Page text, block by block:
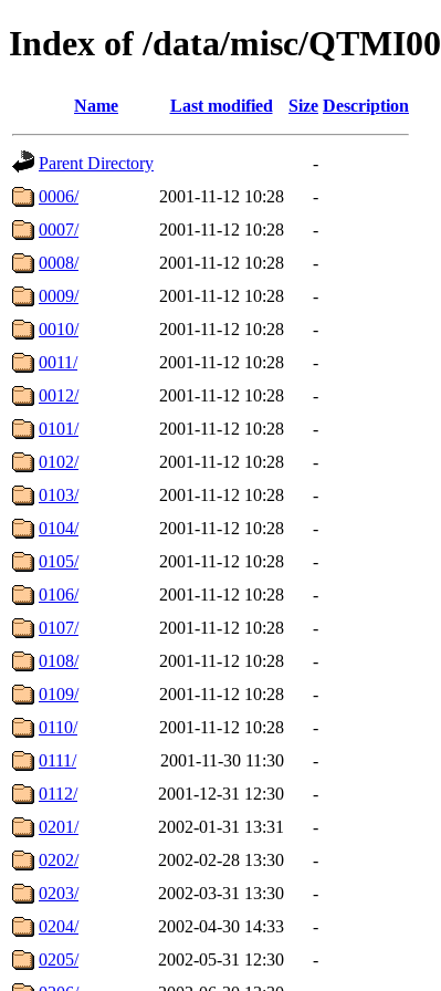
Index of /data/misc/QTMI00
Name Last modified Size Description
Parent Directory
-
0006/
2001-11-12 10:28
-
0007/
2001-11-12 10:28
-
0008/
2001-11-12 10:28
-
0009/
2001-11-12 10:28
-
0010/
2001-11-12 10:28
-
0011/
2001-11-12 10:28
-
0012/
2001-11-12 10:28
-
0101/
2001-11-12 10:28
-
0102/
2001-11-12 10:28
-
0103/
2001-11-12 10:28
-
0104/
2001-11-12 10:28
-
0105/
2001-11-12 10:28
-
0106/
2001-11-12 10:28
-
0107/
2001-11-12 10:28
-
0108/
2001-11-12 10:28
-
0109/
2001-11-12 10:28
-
0110/
2001-11-12 10:28
-
0111/
2001-11-30 11:30
-
0112/
2001-12-31 12:30
-
0201/
2002-01-31 13:31
-
0202/
2002-02-28 13:30
-
0203/
2002-03-31 13:30
-
0204/
2002-04-30 14:33
-
0205/
2002-05-31 12:30
-